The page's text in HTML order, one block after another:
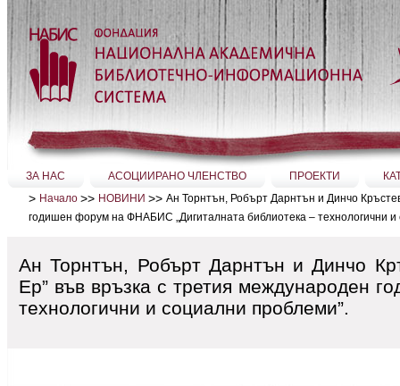
Прескачане
на
съдържание.
Прескачане
навигация
Секции
ЗА НАС АСОЦИИРАНО ЧЛЕНСТВО ПРОЕКТИ
> Начало >> НОВИНИ >> Ан Торнтън, Робърт Дарнтън и Динчо
годишен форум на ФНАБИС „Дигиталната библиотека – технологични и
Ан Торнтън, Робърт Дарнтън и Динчо
Ер” във връзка с третия международен
технологични и социални проблеми”.